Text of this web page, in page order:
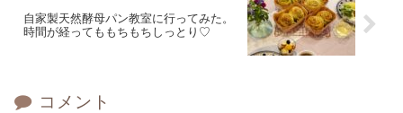
自家製天然酵母パン教室に行ってみた。
時間が経ってももちもちしっとり♡
コメント